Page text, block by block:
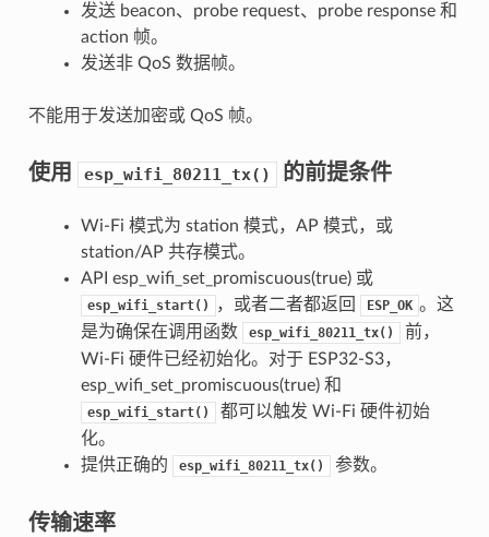
发送 beacon、probe request、probe response 和
action 帧。
发送非 QoS 数据帧。
不能用于发送加密或 QoS 帧。
使用 esp_wifi_80211_tx() 的前提条件
Wi-Fi 模式为 station 模式，AP 模式，或
station/AP 共存模式。
API esp_wifi_set_promiscuous(true) 或
esp_wifi_start() ，或者二者都返回 ESP_OK 。这
是为确保在调用函数
esp_wifi_80211_tx()
前，
Wi-Fi 硬件已经初始化。对于 ESP32-S3，
esp_wifi_set_promiscuous(true) 和
esp_wifi_start()
都可以触发 Wi-Fi 硬件初始
化。
提供正确的
esp_wifi_80211_tx() 参数。
传输速率